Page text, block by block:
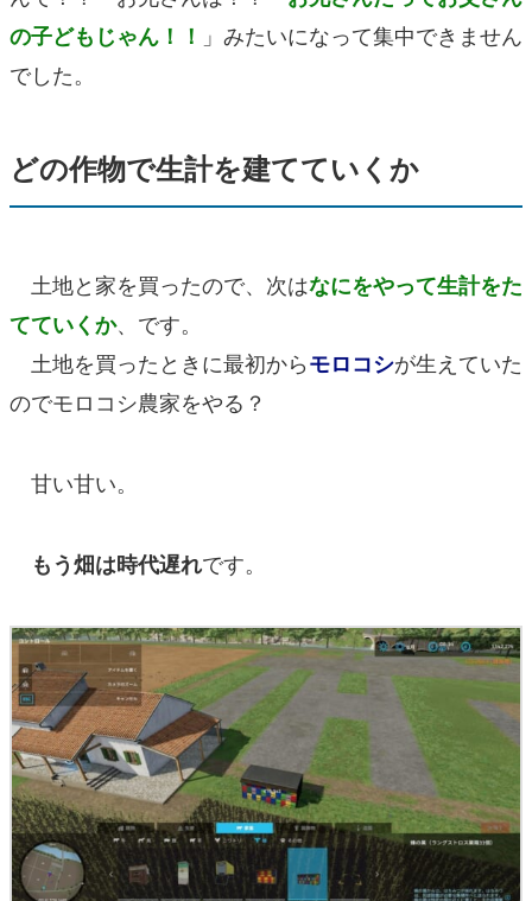
の子どもじゃん！！ 」みたいになって集中できません
でした。
どの作物で生計を建てていくか
土地と家を買ったので、次はなにをやって生計をた
てていくか、です。
土地を買ったときに最初からモロコシが生えていた
のでモロコシ農家をやる？
甘い甘い。
もう畑は時代遅れです。